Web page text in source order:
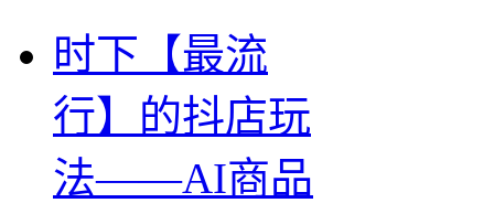
时下【最流
行】的抖店玩
法——AI商品